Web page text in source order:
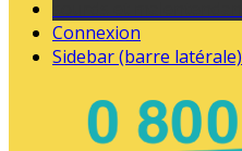
Connexion
Sidebar (barre latérale)